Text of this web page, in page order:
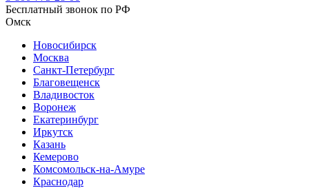
Бесплатный звонок по РФ
Омск
Новосибирск
Москва
Санкт-Петербург
Благовещенск
Владивосток
Воронеж
Екатеринбург
Иркутск
Казань
Кемерово
Комсомольск-на-Амуре
Краснодар